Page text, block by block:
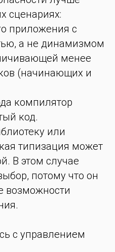
сценариях:
приложения с
а не динамизмом
менее
(начинающих и
компилятор
код.
или
типизация может
В этом случае
потому что он
возможности
с управлением